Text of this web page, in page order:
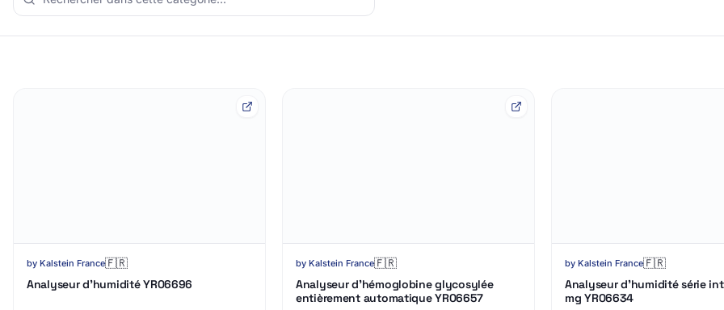
by Kalstein France🇫🇷
Analyseur d'humidité YR06696
by Kalstein France🇫🇷
Analyseur d'hémoglobine glycosylée
entièrement automatique YR06657
by Kalstein France🇫🇷
Analyseur d'humidité série
mg YR06634